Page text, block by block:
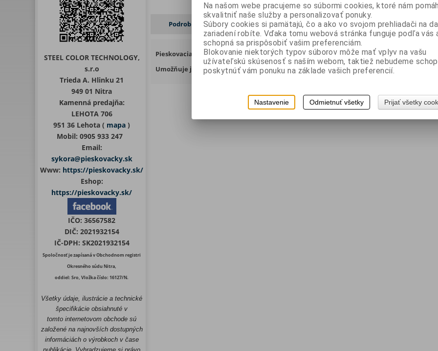
STEEL COLOR TECHNOLOGY,
s.r.o
Trieda A. Hlinku 21
949 01 Nitra
Kamenná predajňa:
LEHOTA 706
951 36 Lehota ( mapa )
Mobil: 0905 933 247
Email:
sykora@pieskovacky.sk
Www: https://pieskovacky.sk/
Eshop:
https://pieskovacky.sk/
IČO: 36567582
DIČ: 2021932154
IČ-DPH: SK2021932154
Spoločnosť je zapísaná v Obchodnom registri
Okresného súdu Nitra,
oddiel: Sro, Vložka číslo: 16127/N.
Všetky údaje, ilustrácie a technické
špecifikácie obsiahnuté v
tomto internetovom obchode sú
založené na najnovších dostupných
informáciách o výrobkoch v čase
Podrobný popis
Pieskovacia kukla NOVA 2.000 ™ je vyvinutá odborníkmi na pieskovanie. Spoločnosť
Umožňuje jednoduché používanie a lepší výkon tryskania.
Na našom webe pracujeme so súbormi cookies, ktoré nám
skvalitniť naše služby a personalizovať ponuky.
Súbory cookies si pamätajú, čo a ako vo svojom prehliadači na
zariadení robíte. Vďaka tomu webová stránka funguje podľa vás
schopná sa prispôsobiť vašim preferenciám.
Blokovanie niektorých typov súborov môže mať vplyv na vašu
užívateľskú skúsenosť s naším webom, taktiež nebudeme
poskytnúť vám ponuku na základe vašich preferencií.
Nastavenie Odmietnuť všetky Prijať všetky